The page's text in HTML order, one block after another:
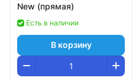
New (прямая)
Есть в наличии
В корзину